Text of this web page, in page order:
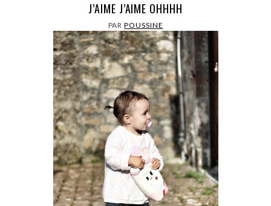
J’AIME J’AIME OHHHH
PARPOUSSINE